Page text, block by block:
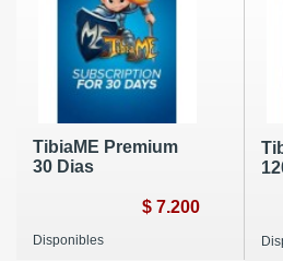
TibiaME Premium
30 Dias
$ 7.200
Disponibles